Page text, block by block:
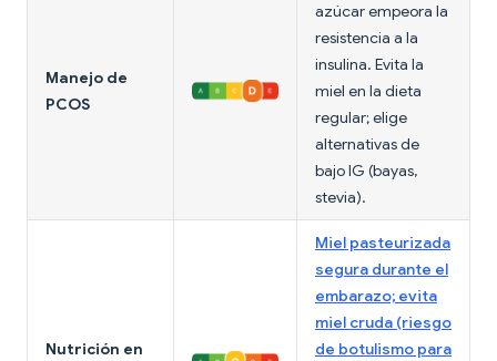
Manejo de
PCOS
azúcar empeora la
resistencia a la
insulina. Evita la
miel en la dieta
regular; elige
alternativas de
bajo IG (bayas,
stevia).
Nutrición en
Miel pasteurizada
segura durante el
embarazo; evita
miel cruda (riesgo
de botulismo para